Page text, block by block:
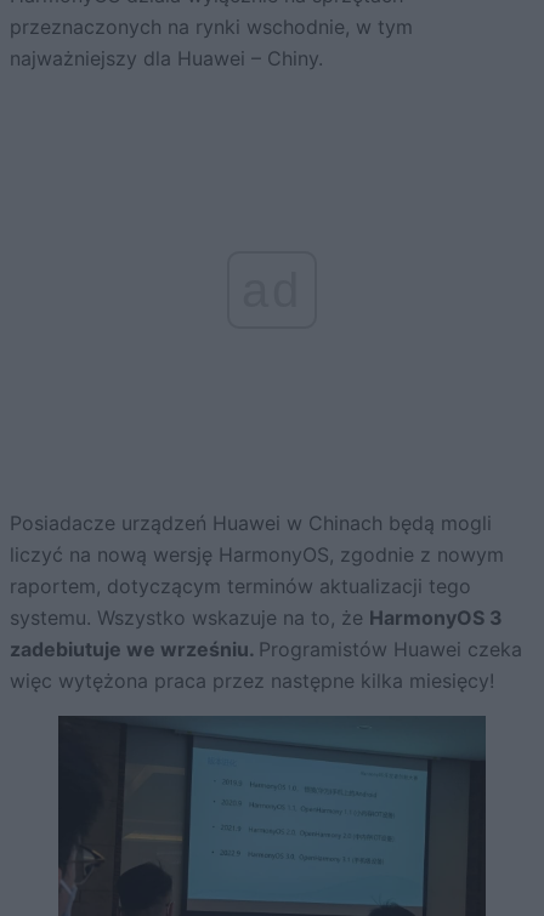
przeznaczonych na rynki wschodnie, w tym
najważniejszy dla Huawei – Chiny.
Posiadacze urządzeń Huawei w Chinach będą mogli
liczyć na nową wersję HarmonyOS, zgodnie z nowym
raportem, dotyczącym terminów aktualizacji tego
systemu. Wszystko wskazuje na to, że HarmonyOS 3
zadebiutuje we wrześniu. Programistów Huawei czeka
więc wytężona praca przez następne kilka miesięcy!